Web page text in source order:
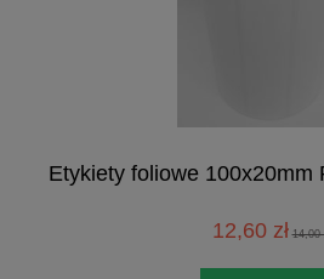
Etykiety foliowe 100x20mm
12,60 zł 14,00